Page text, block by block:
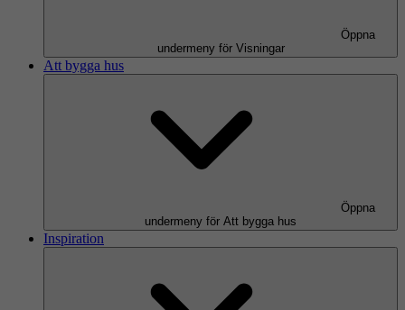
Öppna
undermeny för Visningar
Att bygga hus
Öppna
undermeny för Att bygga hus
Inspiration